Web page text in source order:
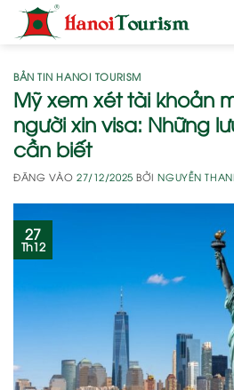
qua
dungBẢN TIN HANOI TOURISM
Mỹ xem xét tài khoản
người xin visa: Những
cần biết
ĐĂNG VÀO27/12/2025 BỞINGUYỄN
27
Th12